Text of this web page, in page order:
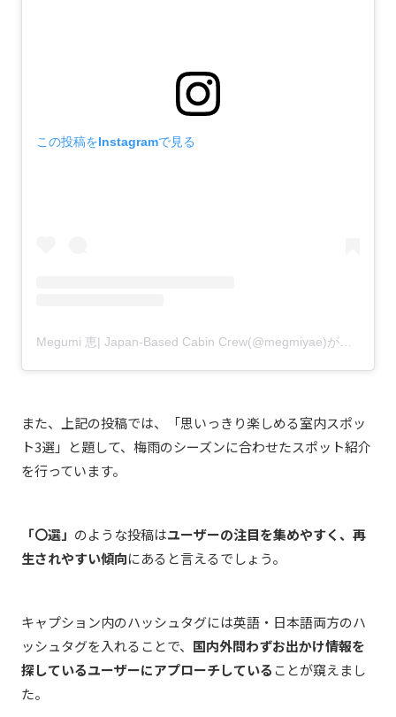
この投稿をInstagramで見る
また、上記の投稿では、「思いっきり楽しめる室内スポッ
ト3選」と題して、梅雨のシーズンに合わせたスポット紹介
を行っています。
「〇選」 のような投稿はユーザーの注目を集めやすく、再
生されやすい傾向にあると言えるでしょう。
キャプション内のハッシュタグには英語・日本語両方のハ
ッシュタグを入れることで、 国内外問わずお出かけ情報を
探しているユーザーにアプローチしていることが窺えまし
た。